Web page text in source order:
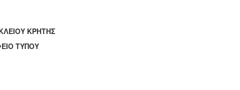
ΚΡΗΤΗΣ
ΤΥΠΟΥ